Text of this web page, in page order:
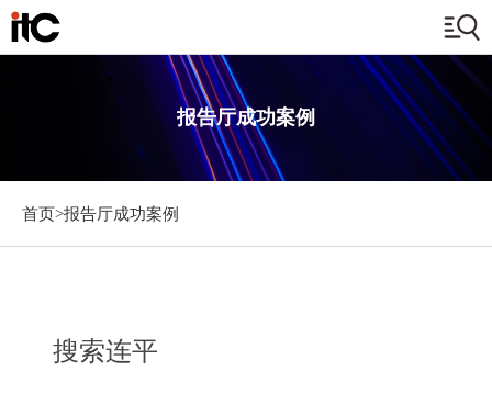
报告厅成功案例
首页>报告厅成功案例
搜索连平